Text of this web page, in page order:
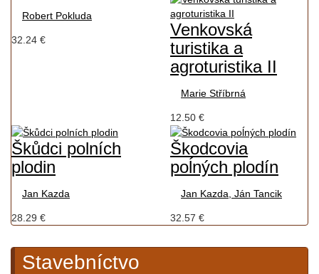
Robert Pokluda
32.24 €
Venkovská
turistika a
agroturistika II
Marie Stříbrná
12.50 €
Škůdci polních
plodin
Jan Kazda
28.29 €
Škodcovia
poĺných plodín
Jan Kazda, Ján Tancik
32.57 €
Stavebníctvo